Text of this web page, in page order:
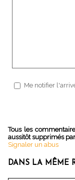
Me notifier
Tous les
aussitôt supprimés
Signaler un abus
DANS LA MÊME